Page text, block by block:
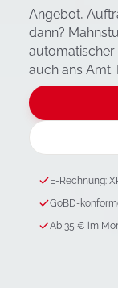
Angebot,
dann?
automatischer
auch ans Amt.
E-Rechnung:
GoBD-
Ab 35 € im